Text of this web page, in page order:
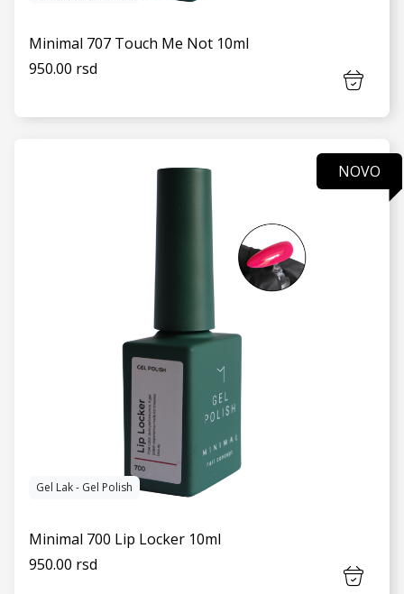
VIDI JOŠ
Minimal 707 Touch Me Not 10ml
950.00 rsd
NOVO
Gel Lak - Gel Polish
Minimal 700 Lip Locker 10ml
950.00 rsd